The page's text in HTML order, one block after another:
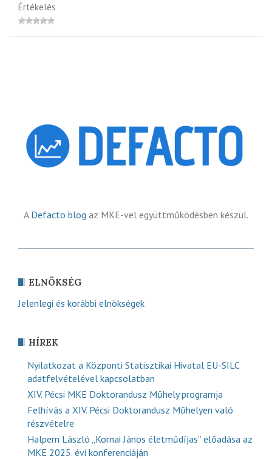
Értékelés
A Defacto blog az MKE-vel együttműködésben készül.
ELNÖKSÉG
Jelenlegi és korábbi elnökségek
HÍREK
Nyilatkozat a Központi Statisztikai Hivatal EU-SILC
adatfelvételével kapcsolatban
XIV. Pécsi MKE Doktorandusz Műhely programja
Felhívás a XIV. Pécsi Doktorandusz Műhelyen való
részvételre
Halpern László „Kornai János életműdíjas” előadása az
MKE 2025. évi konferenciáján